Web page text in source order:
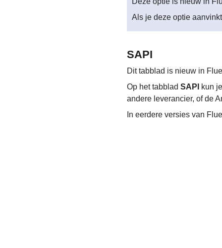
Als je deze optie
SAPI
Dit tabblad is nieuw in
Op het tabblad SAPI
kun
andere leverancier, of de
In eerdere versies van